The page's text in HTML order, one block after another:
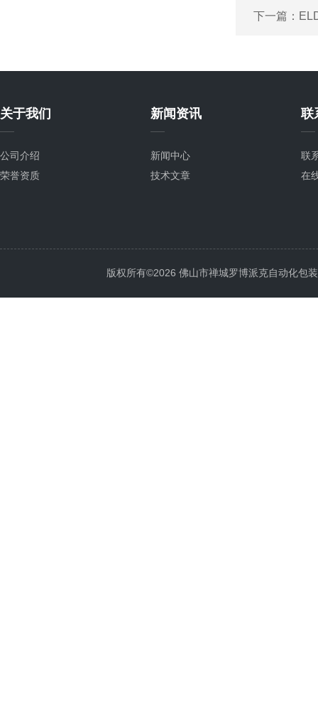
下一篇：
关于我们
公司介绍
荣誉资质
新闻资讯
新闻中心
技术文章
联
联
在
版权所有©2026 佛山市禅城罗博派克自动化